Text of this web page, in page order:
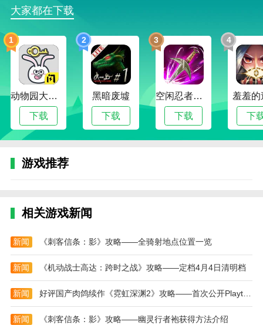
式和关卡，增强游戏的可玩性和乐趣。
1.游戏关卡的难度逐渐增加，不断挑战玩家的反应
速度和思维能力，使游戏更具挑战性。
2.游戏操作简单，易于上手。只需触摸屏幕，消除
相同颜色的块，享受无穷无尽的乐趣消除。
3.丰富多样的关卡和挑战模式不断刷新游戏体验。
渐进式难度设计，让你轻松愉悦地享受策略与智慧的双
4.具有各种级别和清除模式，让玩家享受无尽的乐
本站为您提供假日乐消消的 手机游戏 ，欢迎大家
记住本站网址，本站是您下载安卓手游app最好的网
站！
热门搜索: 世界末日生存游戏攻略破解版(世界末日生存破解版最新
版无限金币下载) 模拟冒险角色游戏攻略(冒险世界手游人物攻略)
野外生存的世界游戏攻略综合篇(模拟野外生存游戏大全)
大家都在下载
1
动物园大冒险
下载
2
黑暗废墟
下载
3
空闲忍者传奇
下载
4
羞羞的
下
游戏推荐
相关游戏新闻
新闻 《刺客信条：影》攻略——全骑射地点位置一览
新闻 《机动战士高达：跨时之战》攻略——定档4月4日清明档
新闻 好评国产肉鸽续作《霓虹深渊2》攻略——首次公开Playtest正式开启！
新闻 《刺客信条：影》攻略——幽灵行者袍获得方法介绍